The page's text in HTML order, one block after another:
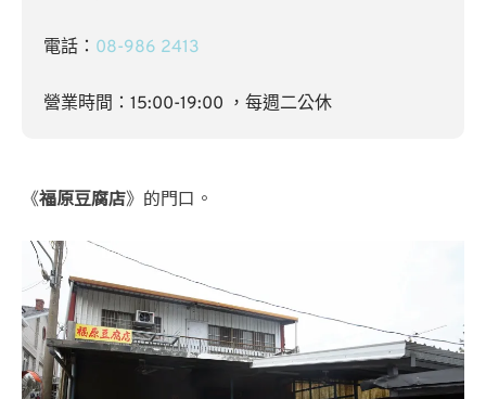
電話： 08-986 2413
營業時間：15:00-19:00 ，每週二公休
《福原豆腐店》的門口。